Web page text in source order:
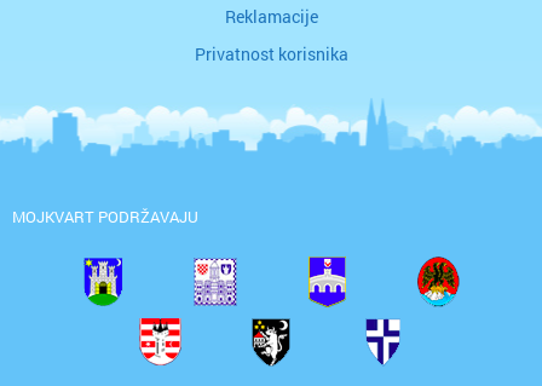
Reklamacije
Privatnost korisnika
MOJKVART PODRŽAVAJU